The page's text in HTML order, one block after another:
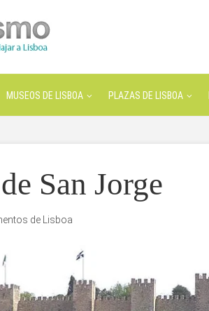
MUSEOS DE LISBOA PLAZAS DE LISBOA
San Jorge
de Lisboa